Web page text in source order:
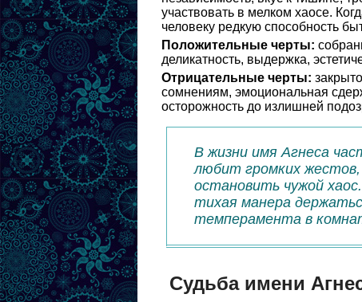
участвовать в мелком хаосе.
человеку редкую способность
Положительные черты:
деликатность, выдержка,
Отрицательные черты:
сомнениям, эмоциональная
осторожность до излишней
В жизни имя Агнеса
любит громких
остановить чужой
тихая манера
темперамента в
Судьба имени